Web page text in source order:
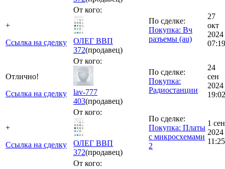
+
Ссылка на сделку
От кого:
ОЛЕГ ВВП
372(продавец)
По сделке:
Покупка: Вч
разъемы (au)
27
окт
2024
07:19
Отлично!
Ссылка на сделку
От кого:
lav-777
403(продавец)
По сделке:
Покупка:
Радиостанции
24
сен
2024
19:02
+
Ссылка на сделку
От кого:
ОЛЕГ ВВП
372(продавец)
По сделке:
Покупка: Платы
с микросхемами
2
1 сен
2024
11:25
От кого: